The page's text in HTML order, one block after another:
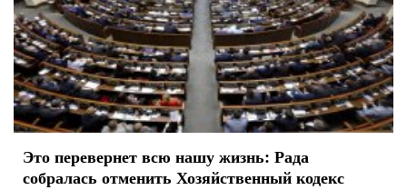
Это перевернет всю нашу жизнь: Рада
собралась отменить Хозяйственный кодекс